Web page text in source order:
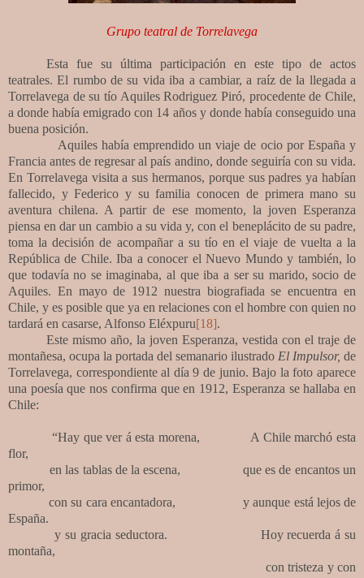
Grupo teatral de Torrelavega
Esta fue su última participación en este tipo de actos
teatrales. El rumbo de su vida iba a cambiar, a raíz de la llegada a
Torrelavega de su tío Aquiles Rodriguez Piró, procedente de Chile,
a donde había emigrado con 14 años y donde había conseguido una
buena posición.
Aquiles había emprendido un viaje de ocio por España y
Francia antes de regresar al país andino, donde seguiría con su vida.
En Torrelavega visita a sus hermanos, porque sus padres ya habían
fallecido, y Federico y su familia conocen de primera mano su
aventura chilena. A partir de ese momento, la joven Esperanza
piensa en dar un cambio a su vida y, con el beneplácito de su padre,
toma la decisión de acompañar a su tío en el viaje de vuelta a la
República de Chile. Iba a conocer el Nuevo Mundo y también, lo
que todavía no se imaginaba, al que iba a ser su marido, socio de
Aquiles. En mayo de 1912 nuestra biografiada se encuentra en
Chile, y es posible que ya en relaciones con el hombre con quien no
tardará en casarse, Alfonso Eléxpuru[18].
Este mismo año, la joven Esperanza, vestida con el traje de
montañesa, ocupa la portada del semanario ilustrado El Impulsor, de
Torrelavega, correspondiente al día 9 de junio. Bajo la foto aparece
una poesía que nos confirma que en 1912, Esperanza se hallaba en
Chile:
“Hay que ver á esta morena, A Chile marchó esta
flor,
en las tablas de la escena, que es de encantos un
primor,
con su cara encantadora, y aunque está lejos de
España.
y su gracia seductora. Hoy recuerda á su
montaña,
con tristeza y con